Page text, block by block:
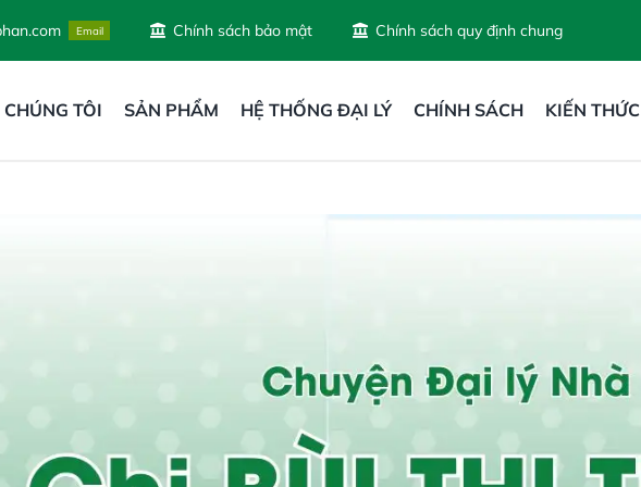
Email Chính sách bảo mật Chính sách quy định chung
CHÚNG TÔI SẢN PHẨM HỆ THỐNG ĐẠI LÝ CHÍNH SÁCH KIẾN THỨC